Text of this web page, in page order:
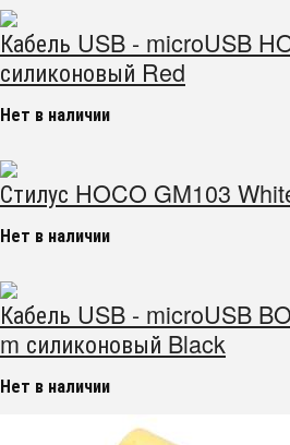
Кабель USB - microUSB
силиконовый Red
Нет в наличии
Стилус HOCO GM103
Нет в наличии
Кабель USB - microUSB
m силиконовый Black
Нет в наличии